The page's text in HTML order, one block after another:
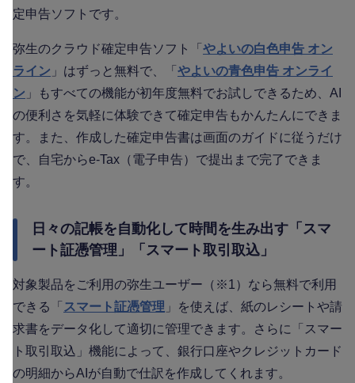
定申告ソフトです。
弥生のクラウド確定申告ソフト「 やよいの白色申告 オン
ライン 」はずっと無料で、「 やよいの青色申告 オンライ
ン 」もすべての機能が初年度無料でお試しできるため、AI
の便利さを気軽に体験できて確定申告もかんたんにできま
す。また、作成した確定申告書は画面のガイドに従うだけ
で、自宅からe-Tax（電子申告）で提出まで完了できま
す。
日々の記帳を自動化して時間を生み出す「スマ
ート証憑管理」「スマート取引取込」
対象製品をご利用の弥生ユーザー（※1）なら無料で利用
できる「 スマート証憑管理 」を使えば、紙のレシートや請
求書をデータ化して適切に管理できます。さらに「スマー
ト取引取込」機能によって、銀行口座やクレジットカード
の明細からAIが自動で仕訳を作成してくれます。